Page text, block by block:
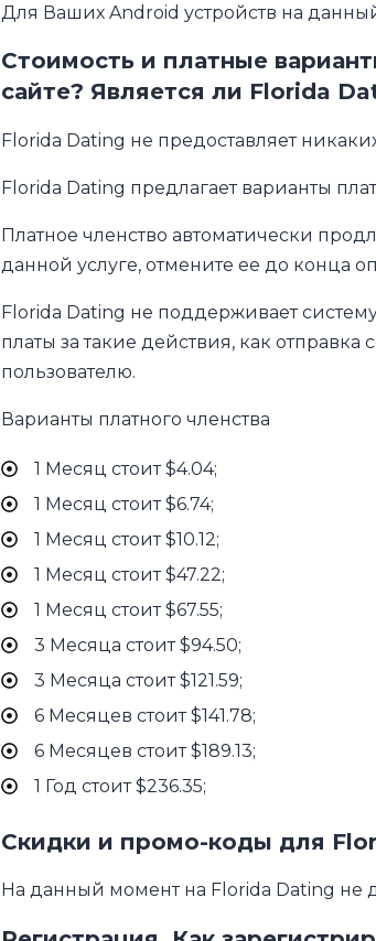
Для Ваших Android устройств на
Стоимость и платные
сайте? Является ли Florida
Florida Dating не предоставляет
Florida Dating предлагает варианты
Платное членство автоматически
данной услуге, отмените ее до конца
Florida Dating не поддерживает
платы за такие действия, как
пользователю.
Варианты платного членства
1 Месяц стоит $4.04;
1 Месяц стоит $6.74;
1 Месяц стоит $10.12;
1 Месяц стоит $47.22;
1 Месяц стоит $67.55;
3 Месяца стоит $94.50;
3 Месяца стоит $121.59;
6 Месяцев стоит $141.78;
6 Месяцев стоит $189.13;
1 Год стоит $236.35;
Скидки и промо-коды для
На данный момент на Florida Dating